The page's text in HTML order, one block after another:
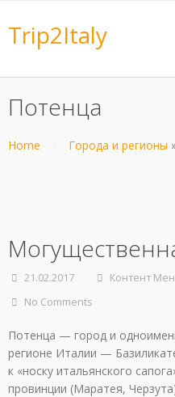
Trip2Italy
Потенца
Home Города и регионы
21.02.2017 Контент
No Comments
Потенца — город и
регионе Италии —
к «носку итальянского
провинции (Маратея,